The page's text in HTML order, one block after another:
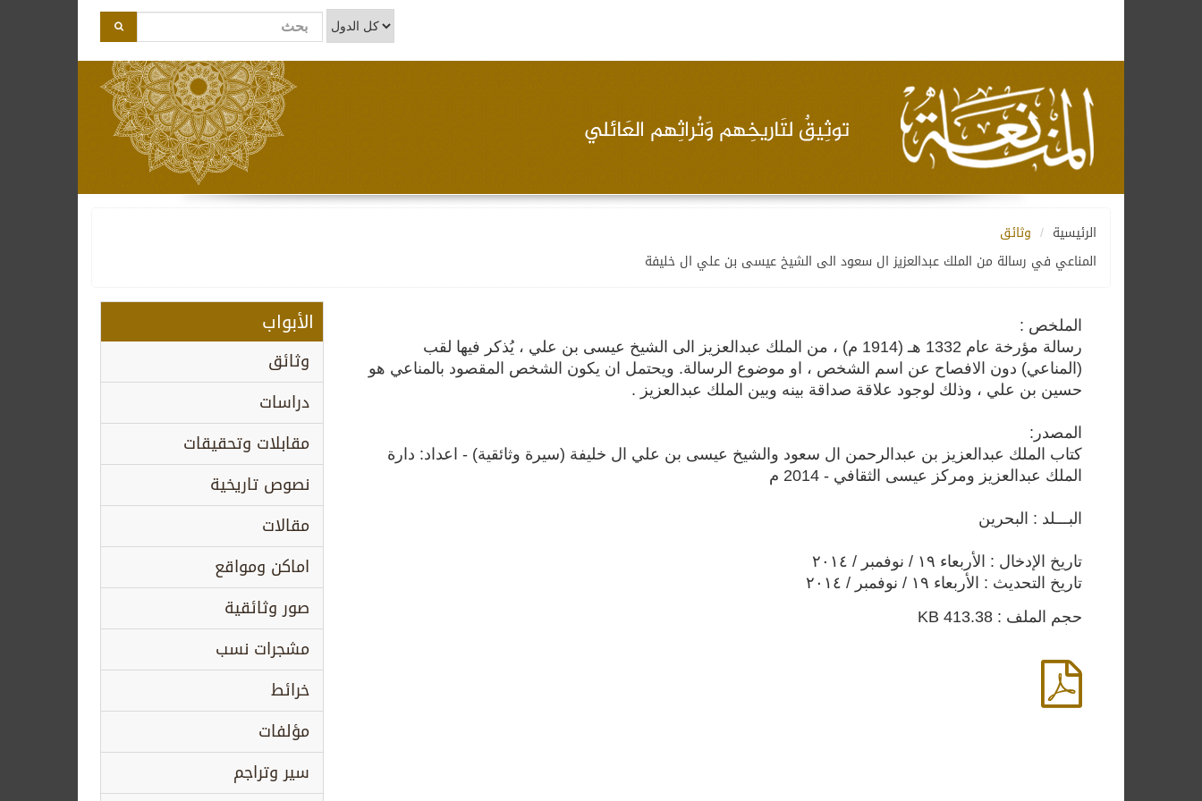
الأبواب
وثائق
دراسات
مقابلات وتحقيقات
نصوص تاريخية
مقالات
اماكن ومواقع
صور وثائقية
مشجرات نسب
خرائط
مؤلفات
سير وتراجم
الرئيسية
وثائق
المناعي في رسالة من الملك عبدالعزيز ال سعود الى الشيخ عيسى بن علي ال خليفة
الملخص :
رسالة مؤرخة عام 1332 هـ (1914 م) ، من الملك عبدالعزيز الى الشيخ عيسى بن علي ، يُذكر فيها لقب
(المناعي) دون الافصاح عن اسم الشخص ، او موضوع الرسالة. ويحتمل ان يكون الشخص المقصود بالمناعي هو
حسين بن علي ، وذلك لوجود علاقة صداقة بينه وبين الملك عبدالعزيز .
المصدر:
كتاب الملك عبدالعزيز بن عبدالرحمن ال سعود والشيخ عيسى بن علي ال خليفة (سيرة وثائقية) - اعداد: دارة
الملك عبدالعزيز ومركز عيسى الثقافي - 2014 م
البـــلد : البحرين
تاريخ الإدخال : الأربعاء ١٩ / نوفمبر / ٢٠١٤
تاريخ التحديث : الأربعاء ١٩ / نوفمبر / ٢٠١٤
حجم الملف : 413.38 KB